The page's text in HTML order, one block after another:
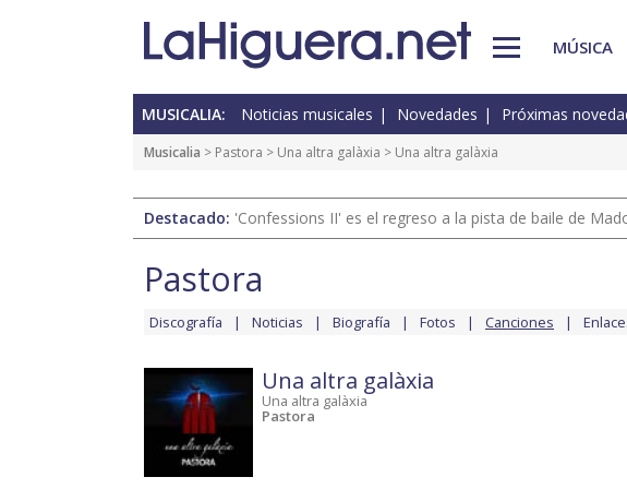
MÚSICA
MUSICALIA: Noticias musicales Novedades Próximas
Musicalia > Pastora > Una altra galàxia > Una altra galàxia
Destacado: 'Confessions II' es el regreso a la pista de baile de
Pastora
Discografía Noticias Biografía Fotos Canciones
Una altra galàxia
Una altra galàxia
Pastora